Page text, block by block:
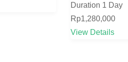
Duration 1 Day
Rp1,280,000
View Details